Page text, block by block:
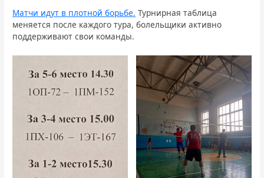
Матчи идут в плотной борьбе. Турнирная таблица
меняется после каждого тура, болельщики активно
поддерживают свои команды.